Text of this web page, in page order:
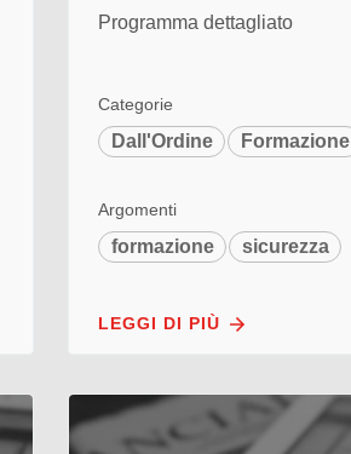
Programma dettagliato
Categorie
Dall'Ordine Formazione
Argomenti
formazione sicurezza
LEGGI DI PIÙ